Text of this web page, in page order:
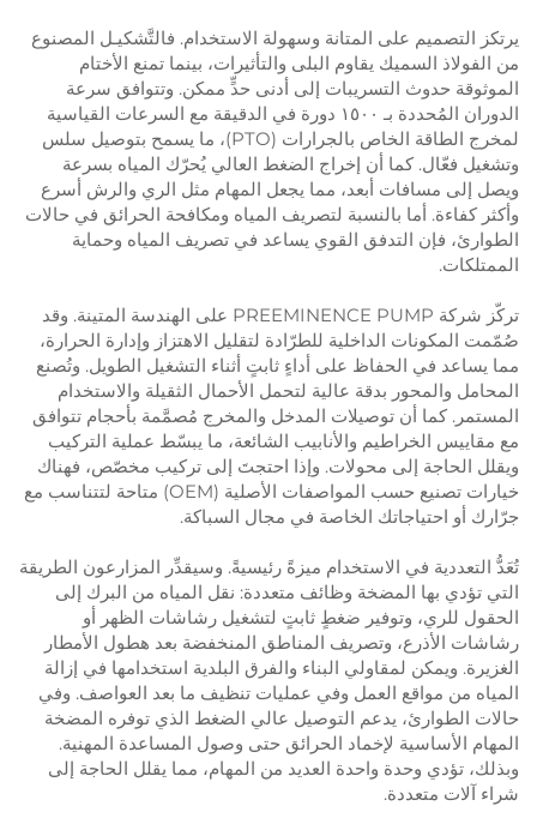
يرتكز التصميم على المتانة وسهولة الاستخدام. فالتَّشكيـل المصنوع
من الفولاذ السميك يقاوم البلى والتأثيرات، بينما تمنع الأختام
الموثوقة حدوث التسريبات إلى أدنى حدٍّ ممكن. وتتوافق سرعة
الدوران المُحددة بـ ١٥٠٠ دورة في الدقيقة مع السرعات القياسية
لمخرج الطاقة الخاص بالجرارات (PTO)، ما يسمح بتوصيل سلس
وتشغيل فعّال. كما أن إخراج الضغط العالي يُحرّك المياه بسرعة
ويصل إلى مسافات أبعد، مما يجعل المهام مثل الري والرش أسرع
وأكثر كفاءة. أما بالنسبة لتصريف المياه ومكافحة الحرائق في حالات
الطوارئ، فإن التدفق القوي يساعد في تصريف المياه وحماية
الممتلكات.
تركّز شركة PREEMINENCE PUMP على الهندسة المتينة. وقد
صُمّمت المكونات الداخلية للطرّادة لتقليل الاهتزاز وإدارة الحرارة،
مما يساعد في الحفاظ على أداءٍ ثابتٍ أثناء التشغيل الطويل. وتُصنع
المحامل والمحور بدقة عالية لتحمل الأحمال الثقيلة والاستخدام
المستمر. كما أن توصيلات المدخل والمخرج مُصمَّمة بأحجام تتوافق
مع مقاييس الخراطيم والأنابيب الشائعة، ما يبسّط عملية التركيب
ويقلل الحاجة إلى محولات. وإذا احتجتَ إلى تركيب مخصّص، فهناك
خيارات تصنيع حسب المواصفات الأصلية (OEM) متاحة لتتناسب مع
جرّارك أو احتياجاتك الخاصة في مجال السباكة.
تُعَدُّ التعددية في الاستخدام ميزةً رئيسيةً. وسيقدِّر المزارعون الطريقة
التي تؤدي بها المضخة وظائف متعددة: نقل المياه من البرك إلى
الحقول للري، وتوفير ضغطٍ ثابتٍ لتشغيل رشاشات الظهر أو
رشاشات الأذرع، وتصريف المناطق المنخفضة بعد هطول الأمطار
الغزيرة. ويمكن لمقاولي البناء والفرق البلدية استخدامها في إزالة
المياه من مواقع العمل وفي عمليات تنظيف ما بعد العواصف. وفي
حالات الطوارئ، يدعم التوصيل عالي الضغط الذي توفره المضخة
المهام الأساسية لإخماد الحرائق حتى وصول المساعدة المهنية.
وبذلك، تؤدي وحدة واحدة العديد من المهام، مما يقلل الحاجة إلى
شراء آلات متعددة.